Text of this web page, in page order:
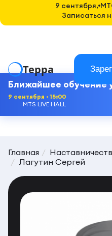
Терра
Ближайшее обучение
9 сентября · 15:00
MTS LIVE HALL
Главная
Лагутин Сергей
9 сентября,
Записаться